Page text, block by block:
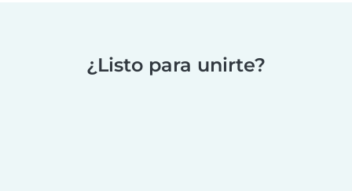
¿Listo para unirte?